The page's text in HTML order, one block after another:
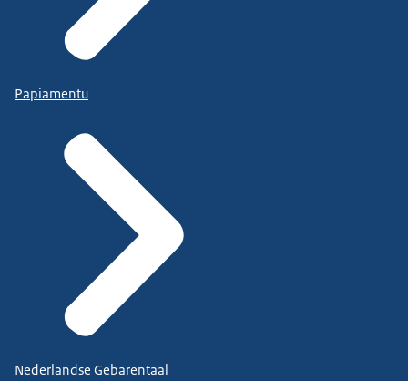
Papiamentu
Nederlandse Gebarentaal